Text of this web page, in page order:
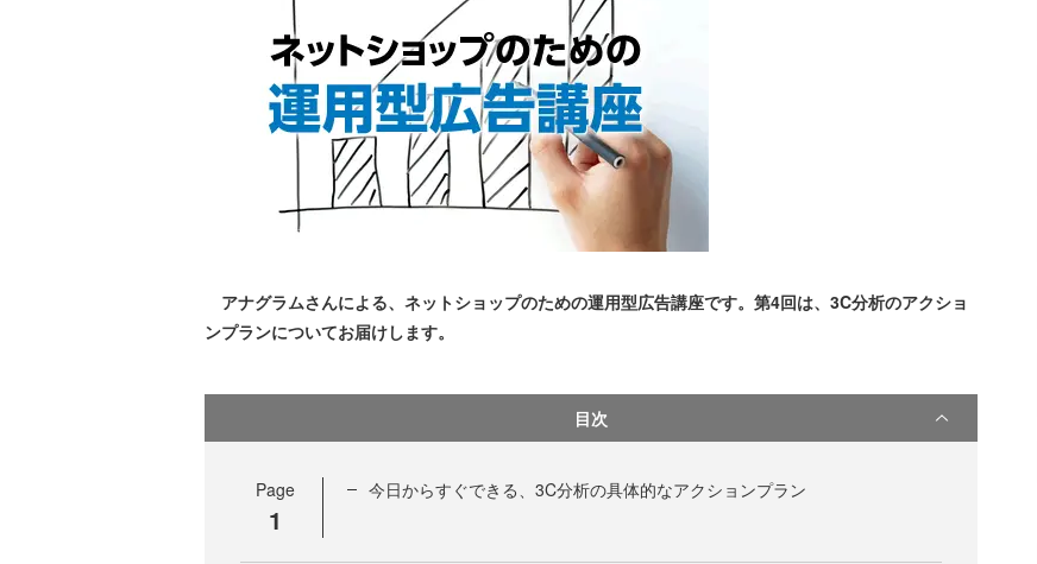
アナグラムさんによる、ネットショップのための運用型広告講座です。第4回は、3C分析のアクショ
ンプランについてお届けします。
目次
Page
1
今日からすぐできる、3C分析の具体的なアクションプラン